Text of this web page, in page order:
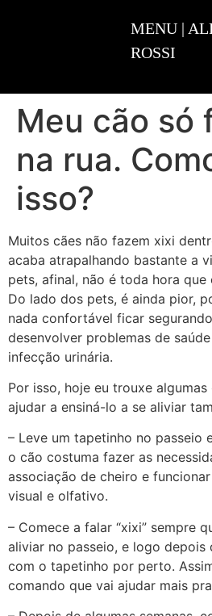
Meu cão só
na rua.
isso?
Muitos cães não fazem xixi
acaba atrapalhando bastante a
pets, afinal, não é toda hora que
Do lado dos pets, é ainda pior,
nada confortável ficar
desenvolver problemas de
infecção urinária.
Por isso, hoje eu trouxe
ajudar a ensiná-lo a se aliviar
– Leve um tapetinho no passeio
o cão costuma fazer as
associação de cheiro e
visual e olfativo.
– Comece a falar “xixi” sempre
aliviar no passeio, e logo depois
com o tapetinho por perto.
comando que vai ajudar mais